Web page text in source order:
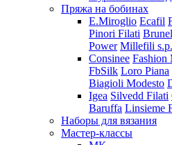
Пряжа на бобинах
E.Miroglio Ecafil
Pinori Filati
Power Millefili
Consinee Fashion
FbSilk Loro Piana
Biagioli Modesto
Igea Silvedd Filati
Baruffa Linsieme
Наборы для вязания
Мастер-классы